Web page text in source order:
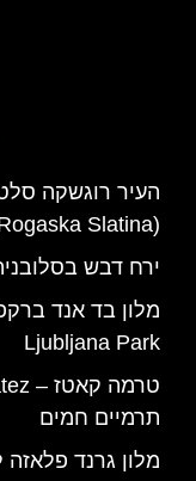
העיר רוגשקה
(Rogaska Slatina)
ירח דבש
Ljubljana Park
תרמיים חמים
מלון גרנד פלאזה